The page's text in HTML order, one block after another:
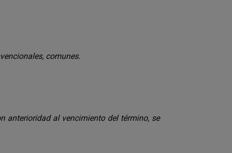
comunes.
anterioridad al vencimiento del término, se